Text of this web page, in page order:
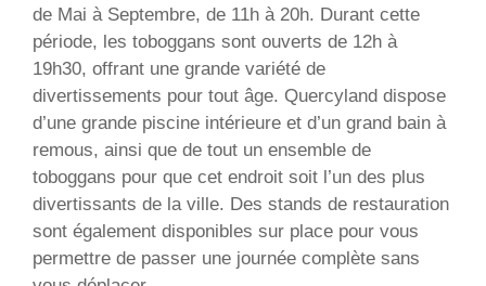
de Mai à Septembre, de 11h à 20h. Durant cette
période, les toboggans sont ouverts de 12h à
19h30, offrant une grande variété de
divertissements pour tout âge. Quercyland dispose
d’une grande piscine intérieure et d’un grand bain à
remous, ainsi que de tout un ensemble de
toboggans pour que cet endroit soit l’un des plus
divertissants de la ville. Des stands de restauration
sont également disponibles sur place pour vous
permettre de passer une journée complète sans